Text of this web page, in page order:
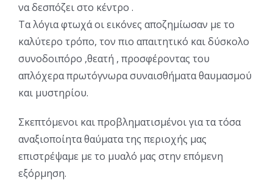
να δεσπόζει στο κέντρο .
Τα λόγια φτωχά οι εικόνες αποζημίωσαν με το
καλύτερο τρόπο, τον πιο απαιτητικό και δύσκολο
συνοδοιπόρο ,θεατή , προσφέροντας του
απλόχερα πρωτόγνωρα συναισθήματα θαυμασμού
και μυστηρίου.
Σκεπτόμενοι και προβληματισμένοι για τα τόσα
αναξιοποίητα θαύματα της περιοχής μας
επιστρέψαμε με το μυαλό μας στην επόμενη
εξόρμηση.